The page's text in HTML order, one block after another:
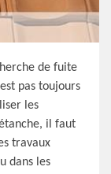
de fuite
pas toujours
les
il faut
travaux
dans les